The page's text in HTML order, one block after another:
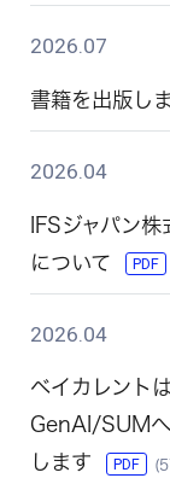
2026.07
書籍を出版し
2026.04
IFSジャパン
について
PDF
2026.04
ベイカレント
GenAI/SUMへ
します
PDF